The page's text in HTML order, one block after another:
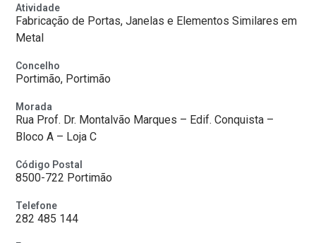
Atividade
Fabricação de Portas, Janelas e Elementos Similares em
Metal
Concelho
Portimão, Portimão
Morada
Rua Prof. Dr. Montalvão Marques – Edif. Conquista –
Bloco A – Loja C
Código Postal
8500-722 Portimão
Telefone
282 485 144